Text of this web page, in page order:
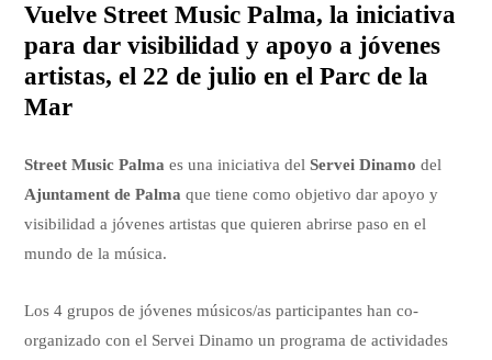
Vuelve Street Music Palma, la iniciativa
para dar visibilidad y apoyo a jóvenes
artistas, el 22 de julio en el Parc de la
Mar
Street Music Palma es una iniciativa delServei Dinamo del
Ajuntament de Palma que tiene como objetivo dar apoyo y
visibilidad a jóvenes artistas que quieren abrirse paso en el
mundo de la música.
Los 4 grupos de jóvenes músicos/as participantes han co-
organizado con el Servei Dinamo un programa de actividades